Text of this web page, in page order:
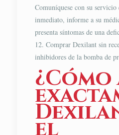
Comuníquese con su servicio
inmediato, informe a su
presenta síntomas de una
12. Comprar Dexilant sin
inhibidores de la bomba de
el